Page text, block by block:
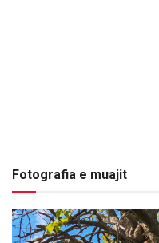
Fotografia e muajit